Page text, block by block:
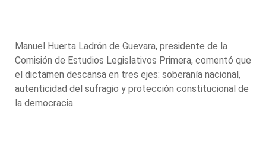
Manuel Huerta Ladrón de Guevara, presidente de la
Comisión de Estudios Legislativos Primera, comentó que
el dictamen descansa en tres ejes: soberanía nacional,
autenticidad del sufragio y protección constitucional de
la democracia.